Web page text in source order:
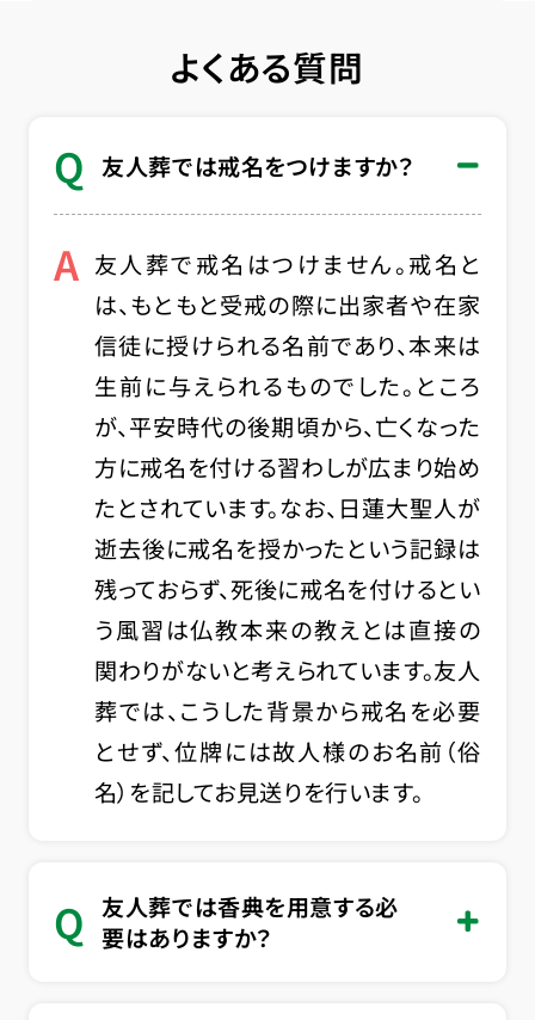
よくある質問
Q 友人葬では戒名をつけますか？
A 友人葬で戒名はつけません。戒名と
は、もともと受戒の際に出家者や在家
信徒に授けられる名前であり、本来は
生前に与えられるものでした。ところ
が、平安時代の後期頃から、亡くなった
方に戒名を付ける習わしが広まり始め
たとされています。なお、日蓮大聖人が
逝去後に戒名を授かったという記録は
残っておらず、死後に戒名を付けるとい
う風習は仏教本来の教えとは直接の
関わりがないと考えられています。友人
葬では、こうした背景から戒名を必要
とせず、位牌には故人様のお名前（俗
名）を記してお見送りを行います。
Q 友人葬では香典を用意する必
要はありますか？